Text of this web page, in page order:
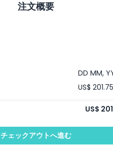
注文概要
DD MM,
US$
US$
チェックアウトへ進む